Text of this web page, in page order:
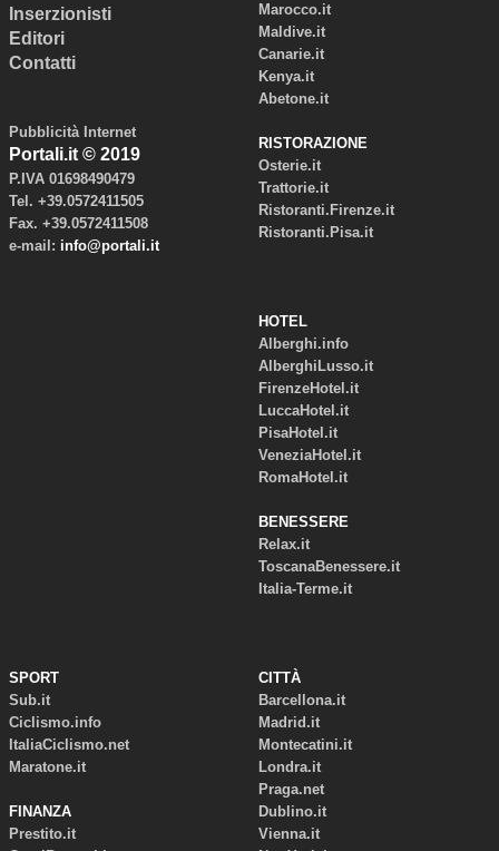
Inserzionisti
Editori
Contatti
Pubblicità Internet
Portali.it © 2019
P.IVA 01698490479
Tel. +39.0572411505
Fax. +39.0572411508
e-mail: info@portali.it
Marocco.it
Maldive.it
Canarie.it
Kenya.it
Abetone.it
RISTORAZIONE
Osterie.it
Trattorie.it
Ristoranti.Firenze.it
Ristoranti.Pisa.it
HOTEL
Alberghi.info
AlberghiLusso.it
FirenzeHotel.it
LuccaHotel.it
PisaHotel.it
VeneziaHotel.it
RomaHotel.it
BENESSERE
Relax.it
ToscanaBenessere.it
Italia-Terme.it
SPORT
Sub.it
Ciclismo.info
ItaliaCiclismo.net
Maratone.it
FINANZA
Prestito.it
CITTÀ
Barcellona.it
Madrid.it
Montecatini.it
Londra.it
Praga.net
Dublino.it
Vienna.it